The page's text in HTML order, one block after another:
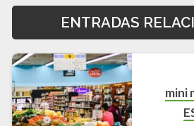
ENTRADAS
mini